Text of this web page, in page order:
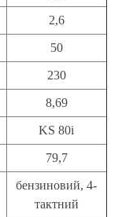
2,6
50
230
8,69
KS 80i
79,7
бензиновий, 4-
тактний